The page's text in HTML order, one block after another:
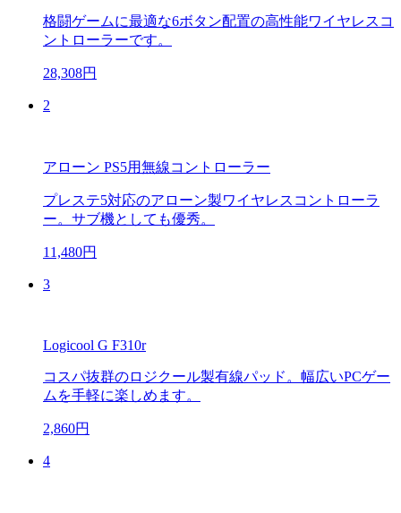
格闘ゲームに最適な6ボタン配置の高性能ワイヤレスコ
ントローラーです。
28,308円
2
アローン PS5用無線コントローラー
プレステ5対応のアローン製ワイヤレスコントローラ
ー。サブ機としても優秀。
11,480円
3
Logicool G F310r
コスパ抜群のロジクール製有線パッド。幅広いPCゲー
ムを手軽に楽しめます。
2,860円
4